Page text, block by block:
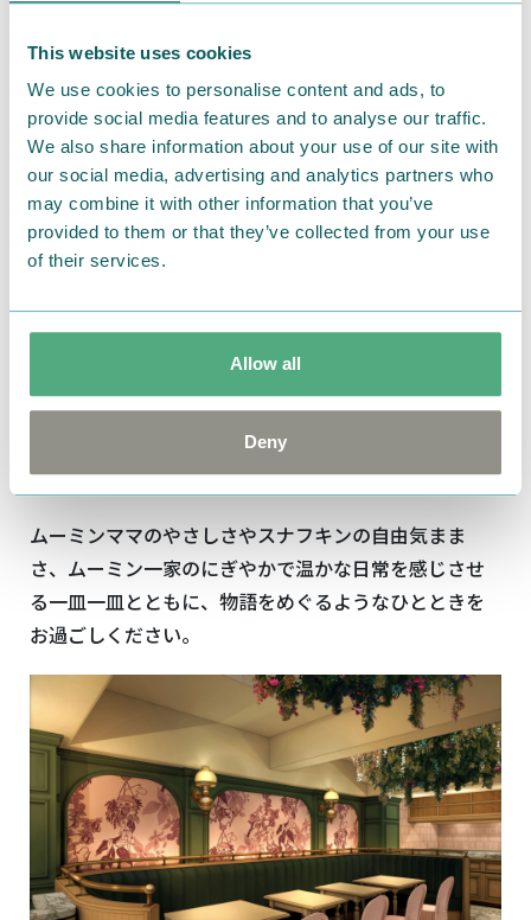
This website uses cookies
We use cookies to personalise content and ads, to
provide social media features and to analyse our traffic.
We also share information about your use of our site with
our social media, advertising and analytics partners who
may combine it with other information that you’ve
provided to them or that they’ve collected from your use
of their services.
Allow all
Deny
とっておきの夜のごちそう“フローラルバレー ディナ
ー“
ディナータイム 17時～21時
夜は「ムーミンカフェ フローラルバレー」が⼼をこめ
てお届けする、静かで落ち着いたディナータイム。
昼間のにぎやかさとは少し違うゆったりとした時間が
流れる店内で、花々に囲まれながら温もりに満ちたディ
ナーコースをお楽しみいただけます。
お料理はお好きな組み合わせを選べるプリフィクスス
タイル。
ムーミンママのやさしさやスナフキンの⾃由気まま
さ、ムーミン⼀家のにぎやかで温かな⽇常を感じさせ
る⼀⽫⼀⽫とともに、物語をめぐるようなひとときを
お過ごしください。